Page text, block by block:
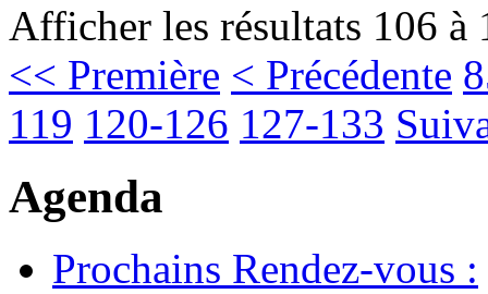
Afficher les résultats 106 à
<< Première < Précédente
119 120-126 127-133
Agenda
Prochains Rendez-vous :